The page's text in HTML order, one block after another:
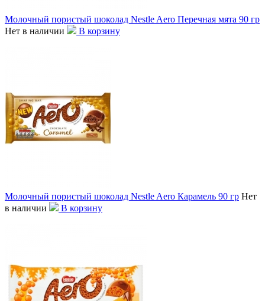
Молочный пористый шоколад Nestle Aero Перечная мята 90 гр
Нет в наличии
В корзину
Молочный пористый шоколад Nestle Aero Карамель 90 гр Нет
в наличии
В корзину